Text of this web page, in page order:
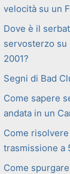
velocità su un
Dove è il
servosterzo su
2001?
Segni di Bad
Come sapere
andata in un
Come
trasmissione a
Come